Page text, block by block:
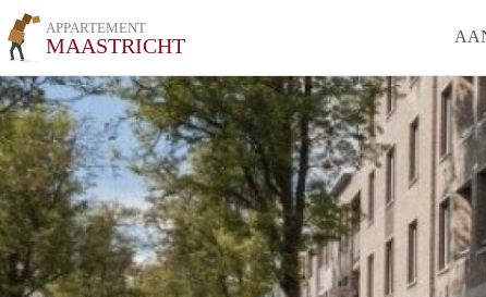
APPARTEMENT
MAASTRICHT